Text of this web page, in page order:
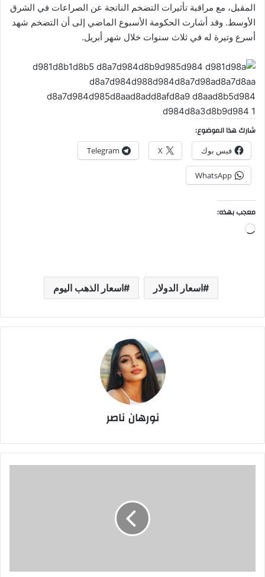
المقبل، مع مراقبة تأثيرات التضخم الناتجة عن الصراعات في الشرق
الأوسط. وقد أشارت الحكومة الأسبوع الماضي إلى أن التضخم شهد
أسرع وتيرة له في ثلاث سنوات خلال شهر أبريل.
شارك هذا الموضوع:
فيس بوك X
Telegram
WhatsApp
معجب بهذه:
جاري
اسعار الدولار اسعار الذهب اليوم
نورهان ناصر
بالصور